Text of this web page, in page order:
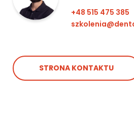
+48 515 475 385
STRONA KONTAKTU